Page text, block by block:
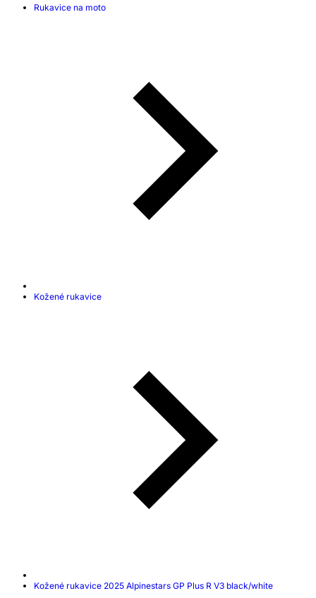
Rukavice na moto
Kožené rukavice
Kožené rukavice 2025 Alpinestars GP Plus R V3 black/white